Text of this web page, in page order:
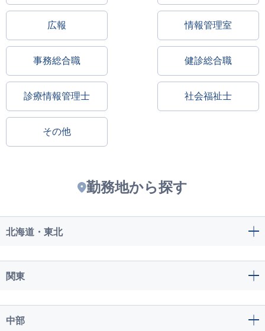
広報 情報管理室
事務総合職 健診総合職
診療情報管理士 社会福祉士
その他
勤務地から探す
北海道・東北
関東
中部